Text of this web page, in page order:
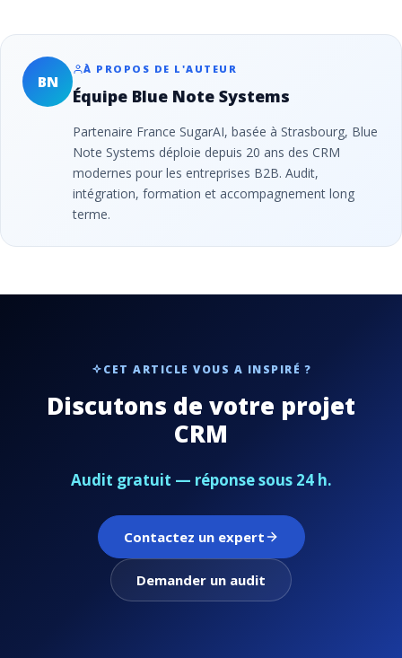
BN
À PROPOS DE L'AUTEUR
Équipe Blue Note Systems
Partenaire France SugarAI, basée à Strasbourg, Blue
Note Systems déploie depuis 20 ans des CRM
modernes pour les entreprises B2B. Audit,
intégration, formation et accompagnement long
terme.
CET ARTICLE VOUS A INSPIRÉ ?
Discutons de votre projet
CRM
Audit gratuit — réponse sous 24 h.
Contactez un expert
Demander un audit